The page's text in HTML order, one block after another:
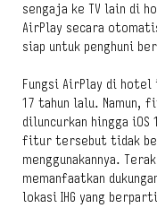
sengaja ke TV lain di
AirPlay secara
siap untuk penghuni
Fungsi AirPlay di hotel
17 tahun lalu.
diluncurkan hingga iOS
fitur tersebut tidak
menggunakannya.
memanfaatkan
lokasi IHG yang